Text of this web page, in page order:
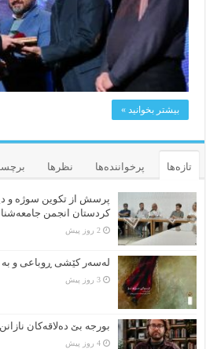
بیشتر بخوانید »
تازه‌ها پرخواننده‌ها نظرها
پرسش از تکوین سوژه
کردستان انجمن
2 روز پیش
لەسەر کێشی ڕوباعی و
3 روز پیش
بورجە بێ دەلاقەکان
4 روز پیش